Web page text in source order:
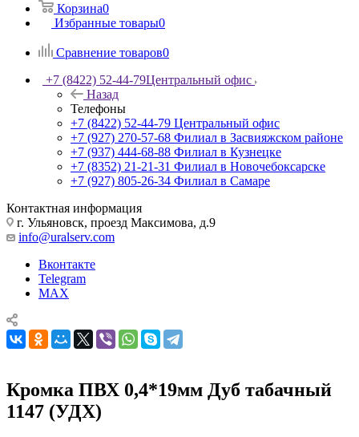
Корзина0
Избранные товары0
Сравнение товаров0
+7 (8422) 52-44-79Центральный офис
Назад
Телефоны
+7 (8422) 52-44-79 Центральный офис
+7 (927) 270-57-68 Филиал в Засвияжском районе
+7 (937) 444-68-88 Филиал в Кузнецке
+7 (8352) 21-21-31 Филиал в Новочебоксарске
+7 (927) 805-26-34 Филиал в Самаре
Контактная информация
г. Ульяновск, проезд Максимова, д.9
info@uralserv.com
Вконтакте
Telegram
MAX
Кромка ПВХ 0,4*19мм Дуб табачный
1147 (УДХ)